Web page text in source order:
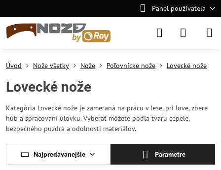
Panel používateľa
Úvod Nože všetky Nože Poľovnícke nože Lovecké nože
Lovecké nože
Kategória Lovecké nože je zameraná na prácu v lese, pri love, zbere
húb a spracovaní úlovku. Vyberať môžete podľa tvaru čepele,
bezpečného puzdra a odolnosti materiálov.
Najpredávanejšie Parametre